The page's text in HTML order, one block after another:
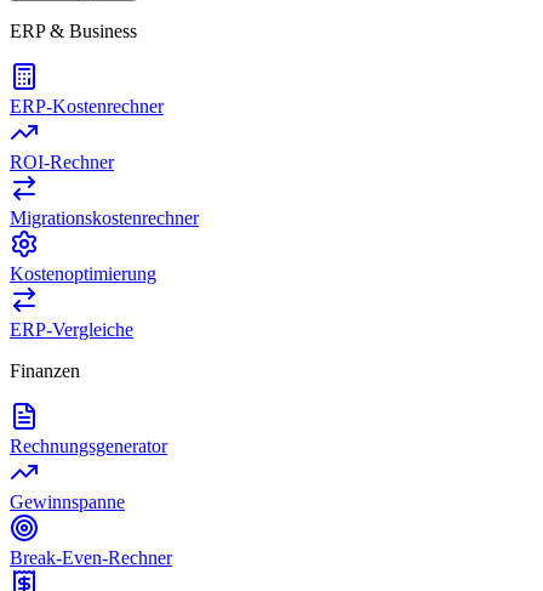
ERP & Business
ERP-Kostenrechner
ROI-Rechner
Migrationskostenrechner
Kostenoptimierung
ERP-Vergleiche
Finanzen
Rechnungsgenerator
Gewinnspanne
Break-Even-Rechner